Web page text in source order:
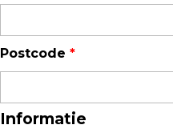
Luchtkwaliteitsmonitoren
Postcode *
Informatie